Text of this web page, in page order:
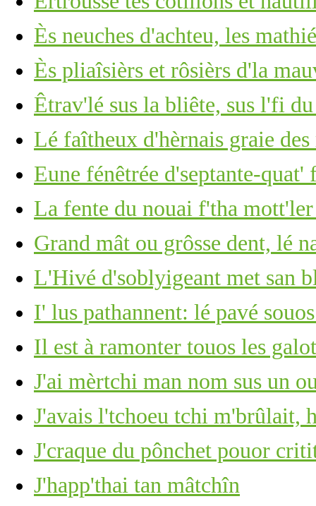
Ès neuches d'achteu, les
Ès pliaîsièrs et rôsièrs d'la
Êtrav'lé sus la bliête, sus l'fi
Lé faîtheux d'hèrnais graie des
Eune fénêtrée d'septante-quat'
La fente du nouai f'tha
Grand mât ou grôsse dent, lé
L'Hivé d'soblyigeant met san
I' lus pathannent: lé pavé
Il est à ramonter touos les
J'ai mèrtchi man nom sus un
J'avais l'tchoeu tchi m'brûlait,
J'craque du pônchet pouor
J'happ'thai tan mâtchîn